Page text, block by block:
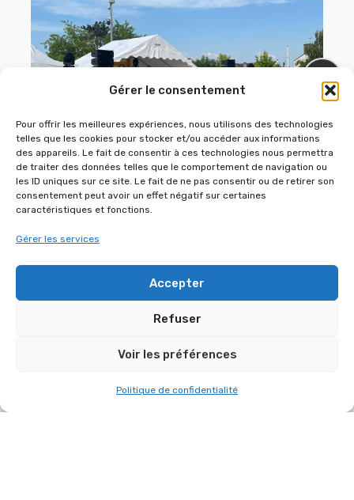
Gérer le consentement
Pour offrir les meilleures expériences, nous utilisons des technologies
telles que les cookies pour stocker et/ou accéder aux informations
des appareils. Le fait de consentir à ces technologies nous permettra
de traiter des données telles que le comportement de navigation ou
les ID uniques sur ce site. Le fait de ne pas consentir ou de retirer son
consentement peut avoir un effet négatif sur certaines
caractéristiques et fonctions.
Gérer les services
Accepter
Refuser
Voir les préférences
Politique de confidentialité
FÊTE DE VILLEPREUX LE 27 JUIN 2026
AUTRES RÉFÉRENCES DANS
“ORGANISATION D'ÉVÉNEMENTS”